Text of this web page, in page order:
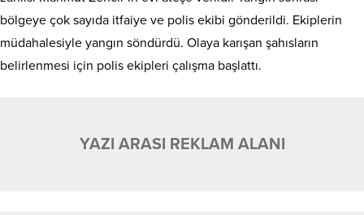
bölgeye çok sayıda itfaiye ve polis ekibi gönderildi. Ekiplerin
müdahalesiyle yangın söndürdü. Olaya karışan şahısların
belirlenmesi için polis ekipleri çalışma başlattı.
YAZI ARASI REKLAM ALANI